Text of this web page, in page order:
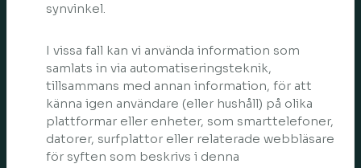
synvinkel.
I vissa fall kan vi använda information som
samlats in via automatiseringsteknik,
tillsammans med annan information, för att
känna igen användare (eller hushåll) på olika
plattformar eller enheter, som smarttelefoner,
datorer, surfplattor eller relaterade webbläsare
för syften som beskrivs i denna